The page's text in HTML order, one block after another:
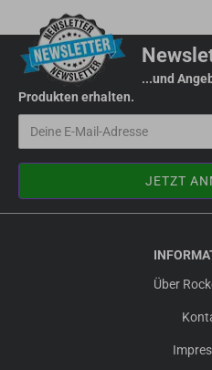
...und
Produkten erhalten.
Über